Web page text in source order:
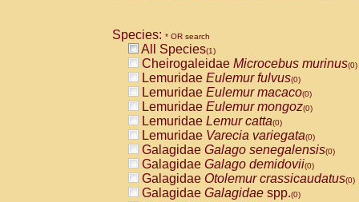
Species: * OR search
All Species(1)
Cheirogaleidae Microcebus murinus(0)
Lemuridae Eulemur fulvus(0)
Lemuridae Eulemur macaco(0)
Lemuridae Eulemur mongoz(0)
Lemuridae Lemur catta(0)
Lemuridae Varecia variegata(0)
Galagidae Galago senegalensis(0)
Galagidae Galago demidovii(0)
Galagidae Otolemur crassicaudatus(0)
Galagidae Galagidae spp.(0)